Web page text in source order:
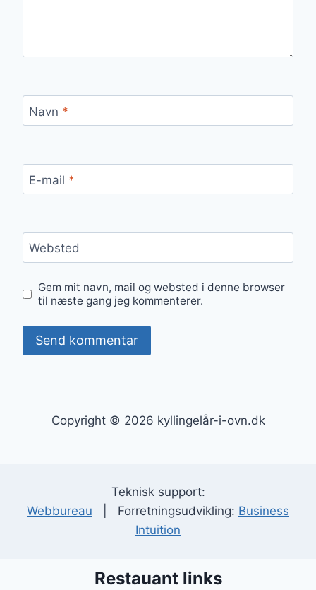
Navn *
E-mail *
Websted
Gem mit navn, mail og websted i denne browser
til næste gang jeg kommenterer.
Copyright © 2026 kyllingelår-i-ovn.dk
Teknisk support:
Webbureau | Forretningsudvikling: Business
Intuition
Restauant links